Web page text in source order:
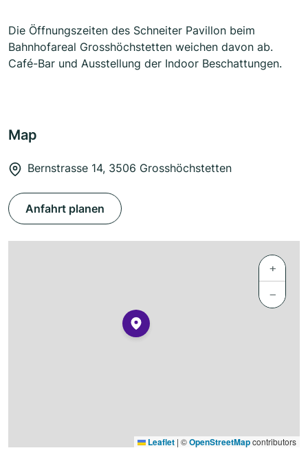
Die Öffnungszeiten des Schneiter Pavillon beim
Bahnhofareal Grosshöchstetten weichen davon ab.
Café-Bar und Ausstellung der Indoor Beschattungen.
Map
Bernstrasse 14, 3506 Grosshöchstetten
Anfahrt planen
+
−
Leaflet | ©OpenStreetMapcontributors